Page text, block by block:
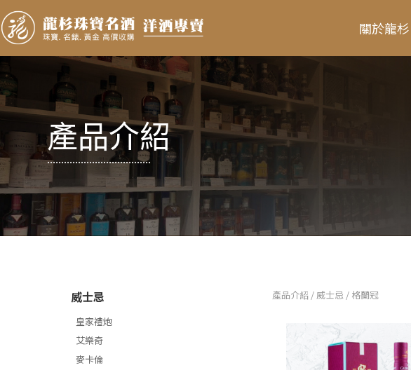
關於龍杉
產品介紹
.....................................
威士忌
皇家禮炮
艾樂奇
麥卡倫
產品介紹 / 威士忌 / 格蘭冠